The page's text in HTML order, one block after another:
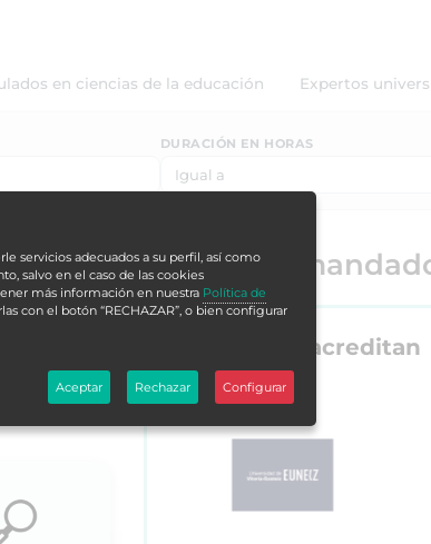
en ciencias de la educación Expertos
DURACIÓN EN HORAS
Lo más
Nos acreditan
servicios adecuados a su perfil, así como
salvo en el caso de las cookies
más información en nuestra Política de
con el botón “RECHAZAR”, o bien configurar
Aceptar Rechazar Configurar